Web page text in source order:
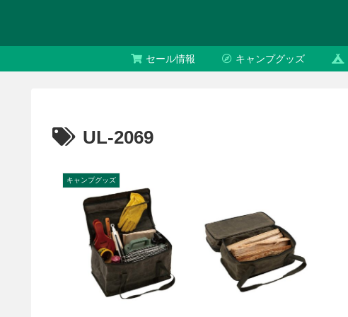
セール情報 キャンプグッズ
UL-2069
キャンプグッズ